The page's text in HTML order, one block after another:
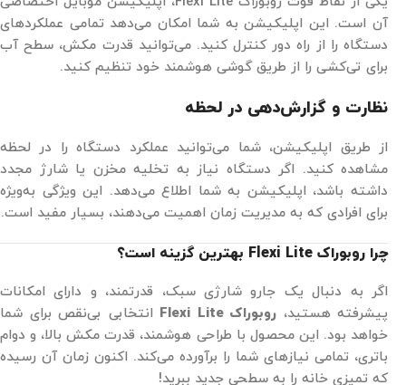
آن است. این اپلیکیشن به شما امکان می‌دهد تمامی عملکردهای
دستگاه را از راه دور کنترل کنید. می‌توانید قدرت مکش، سطح آب
برای تی‌کشی را از طریق گوشی هوشمند خود تنظیم کنید.
نظارت و گزارش‌دهی در لحظه
از طریق اپلیکیشن، شما می‌توانید عملکرد دستگاه را در لحظه
مشاهده کنید. اگر دستگاه نیاز به تخلیه مخزن یا شارژ مجدد
داشته باشد، اپلیکیشن به شما اطلاع می‌دهد. این ویژگی به‌ویژه
برای افرادی که به مدیریت زمان اهمیت می‌دهند، بسیار مفید است.
چرا روبوراک Flexi Lite بهترین گزینه است؟
اگر به دنبال یک جارو شارژی سبک، قدرتمند، و دارای امکانات
پیشرفته هستید، روبوراک Flexi Lite
انتخابی بی‌نقص برای شما
خواهد بود. این محصول با طراحی هوشمند، قدرت مکش بالا، و دوام
باتری، تمامی نیازهای شما را برآورده می‌کند. اکنون زمان آن رسیده
که تمیزی خانه را به سطحی جدید ببرید!